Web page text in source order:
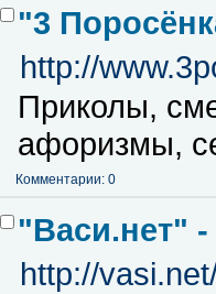
"3
http://
Приколы,
афоризмы,
Комментарии: 0
"Васи.нет"
http://